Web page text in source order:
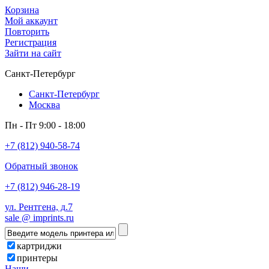
Корзина
Мой аккаунт
Повторить
Регистрация
Зайти на сайт
Санкт-Петербург
Санкт-Петербург
Москва
Пн - Пт 9:00 - 18:00
+7 (812) 940-58-74
Обратный звонок
+7 (812) 946-28-19
ул. Рентгена, д.7
sale @ imprints.ru
картриджи
принтеры